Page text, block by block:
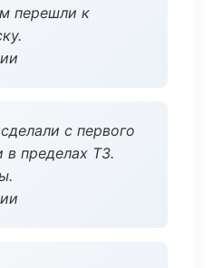
перешли к
с первого
в пределах ТЗ.